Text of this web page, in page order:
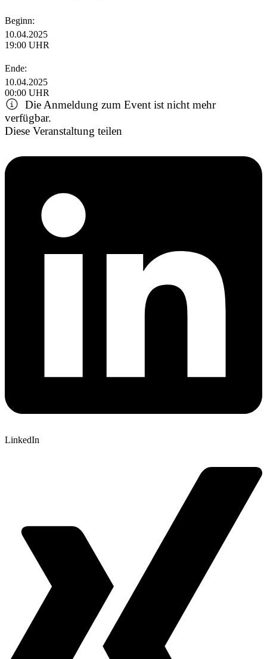
Beginn:
10.04.2025
19:00 UHR
Ende:
10.04.2025
00:00 UHR
Die Anmeldung zum Event ist nicht mehr
verfügbar.
Diese Veranstaltung teilen
LinkedIn